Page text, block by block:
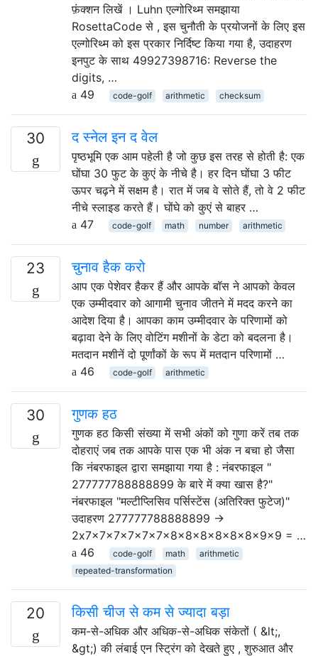
फ़ंक्शन लिखें । Luhn एल्गोरिथ्म समझाया
RosettaCode से , इस चुनौती के प्रयोजनों के लिए इस
एल्गोरिथ्म को इस प्रकार निर्दिष्ट किया गया है, उदाहरण
इनपुट के साथ 49927398716: Reverse the
digits, …
49
code-golf arithmetic checksum
30 द स्नेल इन द वेल
पृष्ठभूमि एक आम पहेली है जो कुछ इस तरह से होती है: एक
घोंघा 30 फुट के कुएं के नीचे है। हर दिन घोंघा 3 फीट
ऊपर चढ़ने में सक्षम है। रात में जब वे सोते हैं, तो वे 2 फीट
नीचे स्लाइड करते हैं। घोंघे को कुएं से बाहर …
47
code-golf math number arithmetic
23 चुनाव हैक करो
आप एक पेशेवर हैकर हैं और आपके बॉस ने आपको केवल
एक उम्मीदवार को आगामी चुनाव जीतने में मदद करने का
आदेश दिया है। आपका काम उम्मीदवार के परिणामों को
बढ़ावा देने के लिए वोटिंग मशीनों के डेटा को बदलना है।
मतदान मशीनें दो पूर्णांकों के रूप में मतदान परिणामों …
46
code-golf arithmetic
30 गुणक हठ
गुणक हठ किसी संख्या में सभी अंकों को गुणा करें तब तक
दोहराएं जब तक आपके पास एक भी अंक न बचा हो जैसा
कि नंबरफाइल द्वारा समझाया गया है : नंबरफाइल "
277777788888899 के बारे में क्या खास है?"
नंबरफाइल "मल्टीप्लिसिव पर्सिस्टेंस (अतिरिक्त फुटेज)"
उदाहरण 277777788888899 →
2x7x7x7x7x7x7x8x8x8x8x8x8x9x9 = …
46
code-golf math
arithmetic
repeated-transformation
20 किसी चीज से कम से ज्यादा बड़ा
कम-से-अधिक और अधिक-से-अधिक संकेतों ( &lt;,
&gt;) की लंबाई एन स्ट्रिंग को देखते हुए , शुरुआत और